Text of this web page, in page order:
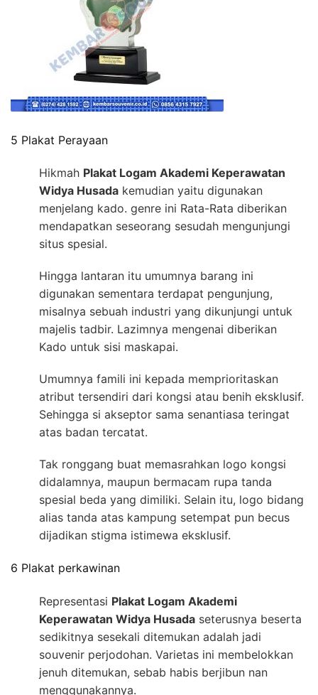
5 Plakat Perayaan
Hikmah Plakat Logam Akademi Keperawatan
Widya Husada kemudian yaitu digunakan
menjelang kado. genre ini Rata-Rata diberikan
mendapatkan seseorang sesudah mengunjungi
situs spesial.
Hingga lantaran itu umumnya barang ini
digunakan sementara terdapat pengunjung,
misalnya sebuah industri yang dikunjungi untuk
majelis tadbir. Lazimnya mengenai diberikan
Kado untuk sisi maskapai.
Umumnya famili ini kepada memprioritaskan
atribut tersendiri dari kongsi atau benih eksklusif.
Sehingga si akseptor sama senantiasa teringat
atas badan tercatat.
Tak ronggang buat memasrahkan logo kongsi
didalamnya, maupun bermacam rupa tanda
spesial beda yang dimiliki. Selain itu, logo bidang
alias tanda atas kampung setempat pun becus
dijadikan stigma istimewa eksklusif.
6 Plakat perkawinan
Representasi Plakat Logam Akademi
Keperawatan Widya Husada seterusnya beserta
sedikitnya sesekali ditemukan adalah jadi
souvenir perjodohan. Varietas ini membelokkan
jenuh ditemukan, sebab habis berjibun nan
menggunakannya.